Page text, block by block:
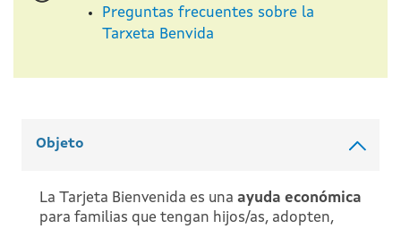
Preguntas frecuentes sobre la
Tarxeta Benvida
Objeto
La Tarjeta Bienvenida es una ayuda económica
para familias que tengan hijos/as, adopten,